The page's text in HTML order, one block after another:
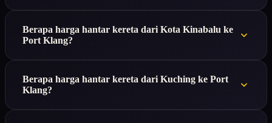
Berapa harga hantar kereta dari Kota Kinabalu ke
Port Klang?
Berapa harga hantar kereta dari Kuching ke Port
Klang?